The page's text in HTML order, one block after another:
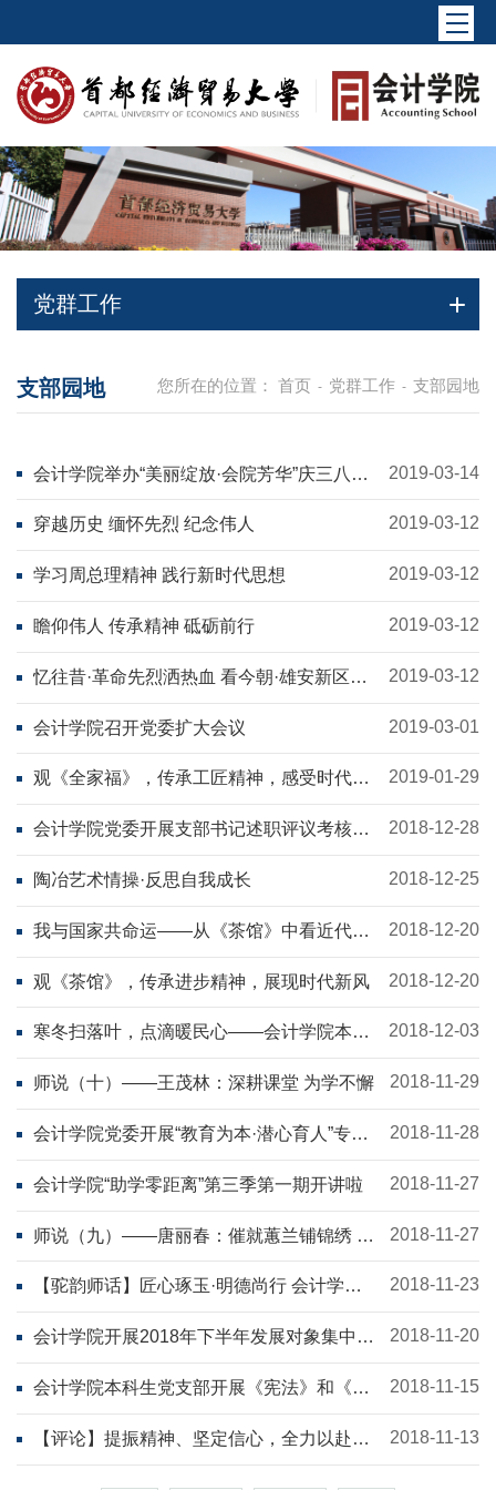
党群工作
您所在的位置： 首页 - 党群工作 - 支部园地
支部园地
会计学院举办“美丽绽放·会院芳华”庆三八插
花活动
2019-03-14
穿越历史 缅怀先烈 纪念伟人 2019-03-12
学习周总理精神 践行新时代思想 2019-03-12
瞻仰伟人 传承精神 砥砺前行 2019-03-12
忆往昔·革命先烈洒热血 看今朝·雄安新区展
宏图
2019-03-12
会计学院召开党委扩大会议 2019-03-01
观《全家福》，传承工匠精神，感受时代变
革
2019-01-29
会计学院党委开展支部书记述职评议考核工
作
2018-12-28
陶冶艺术情操·反思自我成长 2018-12-25
我与国家共命运——从《茶馆》中看近代中
国社会变迁
2018-12-20
观《茶馆》，传承进步精神，展现时代新风 2018-12-20
寒冬扫落叶，点滴暖民心——会计学院本科
生党支部走进社区开展清扫落叶志愿活动
2018-12-03
师说（十）——王茂林：深耕课堂 为学不懈 2018-11-29
会计学院党委开展“教育为本·潜心育人”专题
党课
2018-11-28
会计学院“助学零距离”第三季第一期开讲啦 2018-11-27
师说（九）——唐丽春：催就蕙兰铺锦绣 润
得桃李吐芳菲
2018-11-27
【驼韵师话】匠心琢玉·明德尚行 会计学院
教师共话“奋斗人生”
2018-11-23
会计学院开展2018年下半年发展对象集中培
训
2018-11-20
会计学院本科生党支部开展《宪法》和《监
察法》学习活动
2018-11-15
【评论】提振精神、坚定信心，全力以赴打
好审核评估攻坚战
2018-11-13